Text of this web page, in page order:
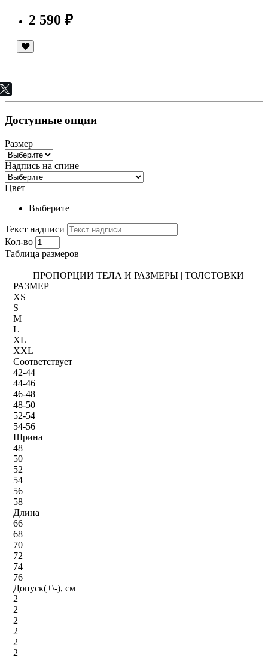
2 590 ₽
Доступные опции
Размер
Надпись на спине
Цвет
Выберите
Текст надписи
Кол-во
Таблица размеров
ПРОПОРЦИИ ТЕЛА И РАЗМЕРЫ | ТОЛСТОВКИ
РАЗМЕР
XS
S
M
L
XL
XXL
Соответствует
42-44
44-46
46-48
48-50
52-54
54-56
Шрина
48
50
52
54
56
58
Длина
66
68
70
72
74
76
Допуск(+\-), см
2
2
2
2
2
2